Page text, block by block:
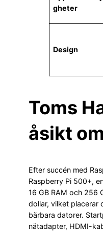
gheter
Design
Toms
åsikt
Efter succén med
Raspberry Pi 500+,
16 GB RAM och 256
dollar, vilket placerar
bärbara datorer.
nätadapter, HDMI-